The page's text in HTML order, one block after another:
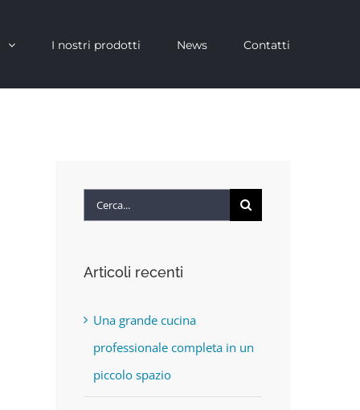
I nostri prodotti News Contatti
Cerca
Articoli recenti
Una grande cucina
professionale completa in un
piccolo spazio